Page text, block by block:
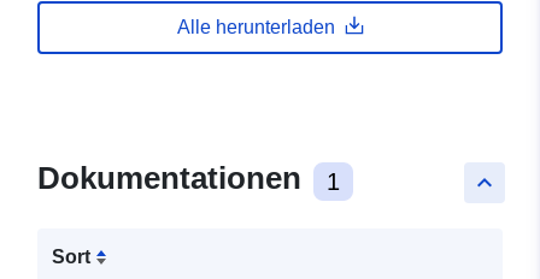
Alle herunterladen
keyboard_arrow_up
Dokumentationen 1
Sort